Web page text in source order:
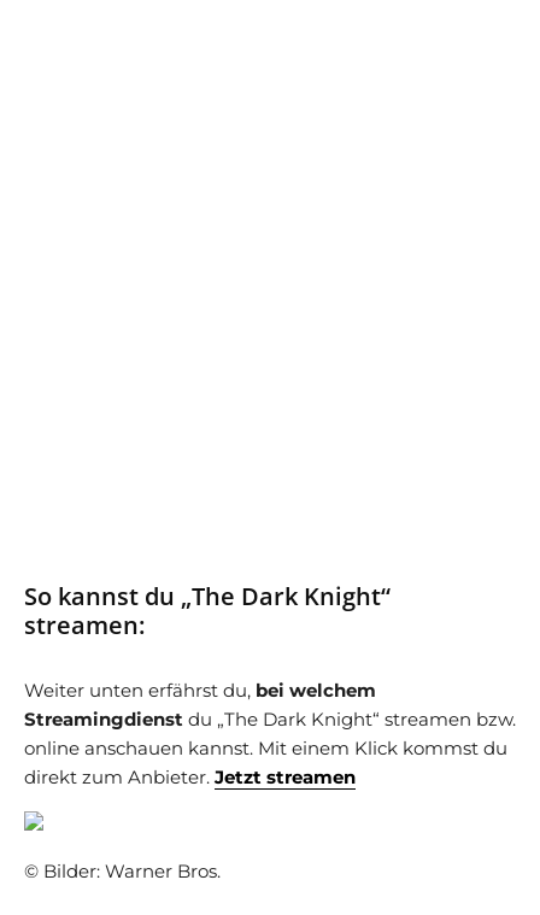
So kannst du „The Dark Knight“
streamen:
Weiter unten erfährst du, bei welchem
Streamingdienst du „The Dark Knight“ streamen bzw.
online anschauen kannst. Mit einem Klick kommst du
direkt zum Anbieter. Jetzt streamen
© Bilder: Warner Bros.